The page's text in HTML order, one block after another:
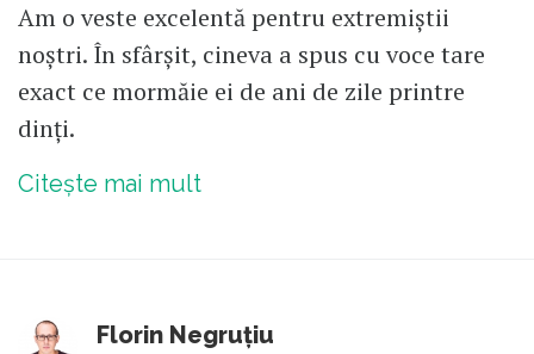
Am o veste excelentă pentru extremiștii
noștri. În sfârșit, cineva a spus cu voce tare
exact ce mormăie ei de ani de zile printre
dinți.
Citește mai mult
Florin Negruțiu